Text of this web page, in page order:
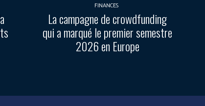
FINANCES
La campagne de crowdfunding
qui a marqué le premier semestre
2026 en Europe